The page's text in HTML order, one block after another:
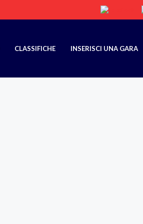
CLASSIFICHE INSERISCI UNA GARA